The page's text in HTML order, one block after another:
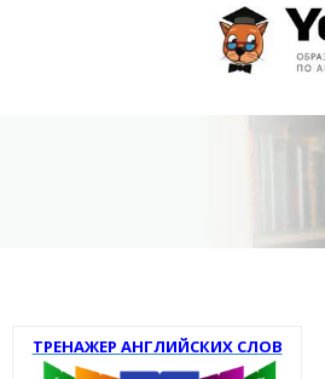
ТРЕНАЖЕР АНГЛИЙСКИХ СЛОВ